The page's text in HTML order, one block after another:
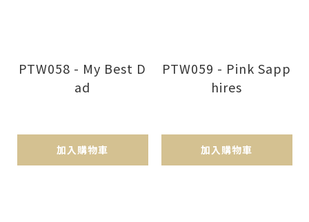
PTW058 - My Best D
ad
加入購物車
PTW059 - Pink Sapp
hires
加入購物車